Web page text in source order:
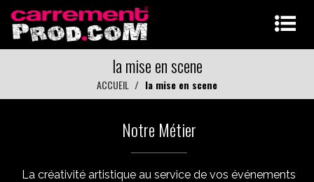
la mise en scene
ACCUEIL la mise en scene
Notre Métier
La créativité artistique au service de vos événements